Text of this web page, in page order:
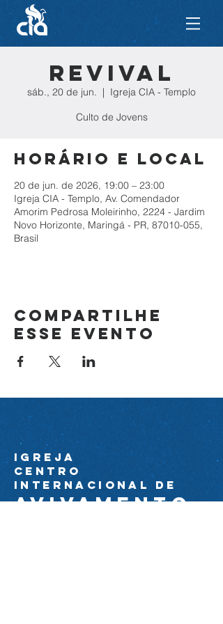
REVIVAL
sáb., 20 de jun.
  |
Igreja CIA - Templo
Culto de Jovens
Horário e local
20 de jun. de 2026, 19:00 – 23:00
Igreja CIA - Templo, Av. Comendador
Amorim Pedrosa Moleirinho, 2224 - Jardim
Novo Horizonte, Maringá - PR, 87010-055,
Brasil
Compartilhe
esse evento
Igreja
Centro
Internacional de
avivamento